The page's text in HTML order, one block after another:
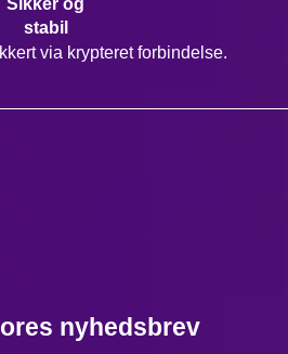
Sikker og
stabil
via krypteret forbindelse.
nyhedsbrev